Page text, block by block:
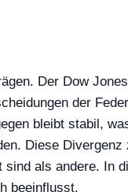
Der Dow
der
bleibt stabil,
Diese
als andere. In
beeinflusst.